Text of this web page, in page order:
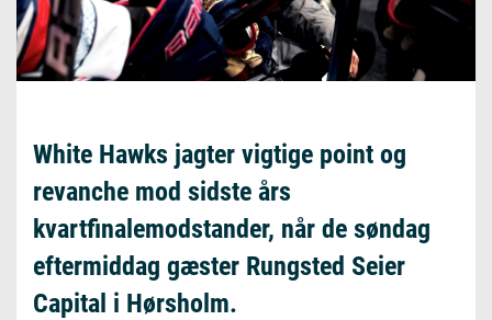
White Hawks jagter vigtige point og
revanche mod sidste års
kvartfinalemodstander, når de søndag
eftermiddag gæster Rungsted Seier
Capital i Hørsholm.